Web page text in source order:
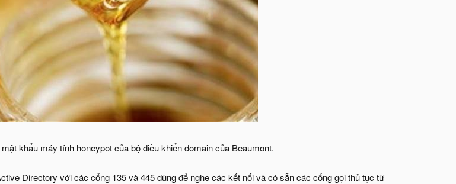
khẩu máy tính honeypot của bộ điều khiển domain của Beaumont.
Directory với các cổng 135 và 445 dùng để nghe các kết nối và có sẵn các cổng gọi thủ tục từ